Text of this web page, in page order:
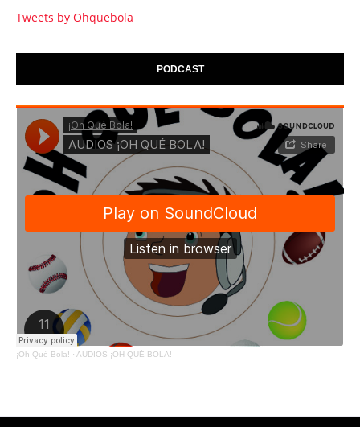
Tweets by Ohquebola
PODCAST
¡Oh Qué Bola! · AUDIOS ¡OH QUÉ BOLA!